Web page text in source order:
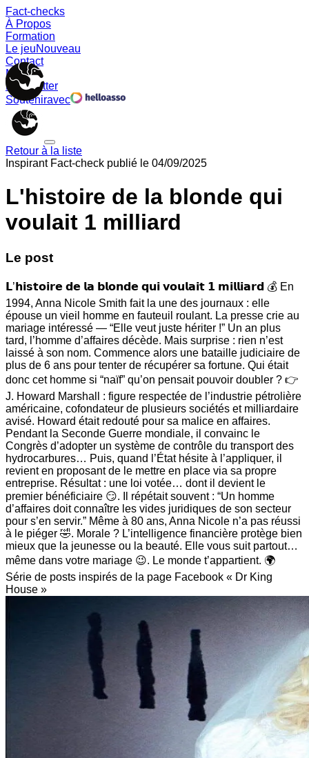
Fact-checks
À Propos
Formation
Le jeuNouveau
Contact
Memes
Newsletter
Souteniravec
Retour à la liste
InspirantFact-check publié le 04/09/2025
L'histoire de la blonde qui
voulait 1 milliard
Le post
𝗟’𝗵𝗶𝘀𝘁𝗼𝗶𝗿𝗲 𝗱𝗲 𝗹𝗮 𝗯𝗹𝗼𝗻𝗱𝗲 𝗾𝘂𝗶 𝘃𝗼𝘂𝗹𝗮𝗶𝘁 𝟭 𝗺𝗶𝗹𝗹𝗶𝗮𝗿𝗱 💰 En
1994, Anna Nicole Smith fait la une des journaux : elle
épouse un vieil homme en fauteuil roulant. La presse crie au
mariage intéressé — “Elle veut juste hériter !” Un an plus
tard, l’homme d’affaires décède. Mais surprise : rien n’est
laissé à son nom. Commence alors une bataille judiciaire de
plus de 6 ans pour tenter de récupérer sa fortune. Qui était
donc cet homme si “naïf” qu’on pensait pouvoir doubler ? 👉
J. Howard Marshall : figure respectée de l’industrie pétrolière
américaine, cofondateur de plusieurs sociétés et milliardaire
avisé. Howard était redouté pour sa malice en affaires.
Pendant la Seconde Guerre mondiale, il convainc le
Congrès d’adopter un système de contrôle du transport des
hydrocarbures… Puis, quand l’État hésite à l’appliquer, il
revient en proposant de le mettre en place via sa propre
entreprise. Résultat : une loi votée… dont il devient le
premier bénéficiaire 😏. Il répétait souvent : “Un homme
d’affaires doit connaître les vides juridiques de son secteur
pour s’en servir.” Même à 80 ans, Anna Nicole n’a pas réussi
à le piéger 🤣. Morale ? L’intelligence financière protège bien
mieux que la jeunesse ou la beauté. Elle vous suit partout…
même dans votre mariage 😉. Le monde t’appartient. 🌍
Série de posts inspirés de la page Facebook « Dr King
House »